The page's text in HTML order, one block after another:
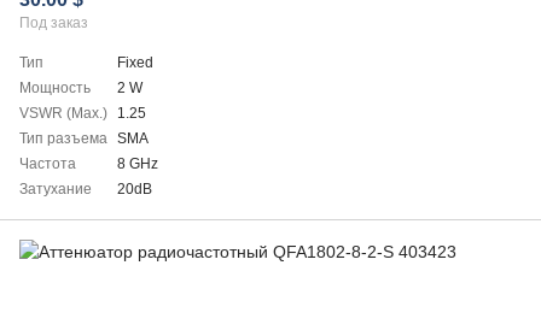
Под заказ
Тип
Fixed
Мощность
2 W
VSWR (Max.)
1.25
Тип разъема
SMA
Частота
8 GHz
Затухание
20dB